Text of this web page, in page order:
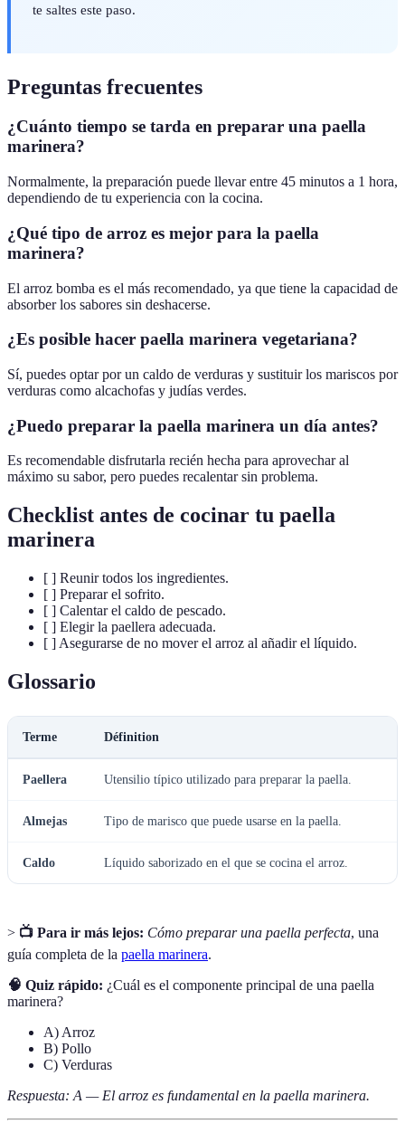
te saltes este paso.
Preguntas frecuentes
¿Cuánto tiempo se tarda en preparar una paella
marinera?
Normalmente, la preparación puede llevar entre 45 minutos a 1 hora,
dependiendo de tu experiencia con la cocina.
¿Qué tipo de arroz es mejor para la paella
marinera?
El arroz bomba es el más recomendado, ya que tiene la capacidad de
absorber los sabores sin deshacerse.
¿Es posible hacer paella marinera vegetariana?
Sí, puedes optar por un caldo de verduras y sustituir los mariscos por
verduras como alcachofas y judías verdes.
¿Puedo preparar la paella marinera un día antes?
Es recomendable disfrutarla recién hecha para aprovechar al
máximo su sabor, pero puedes recalentar sin problema.
Checklist antes de cocinar tu paella
marinera
[ ] Reunir todos los ingredientes.
[ ] Preparar el sofrito.
[ ] Calentar el caldo de pescado.
[ ] Elegir la paellera adecuada.
[ ] Asegurarse de no mover el arroz al añadir el líquido.
Glossario
Terme Définition
Paellera Utensilio típico utilizado para preparar la paella.
Almejas Tipo de marisco que puede usarse en la paella.
Caldo Líquido saborizado en el que se cocina el arroz.
> 📺 Para ir más lejos: Cómo preparar una paella perfecta, una
guía completa de la paella marinera.
🧠 Quiz rápido: ¿Cuál es el componente principal de una paella
marinera?
A) Arroz
B) Pollo
C) Verduras
Respuesta: A — El arroz es fundamental en la paella marinera.